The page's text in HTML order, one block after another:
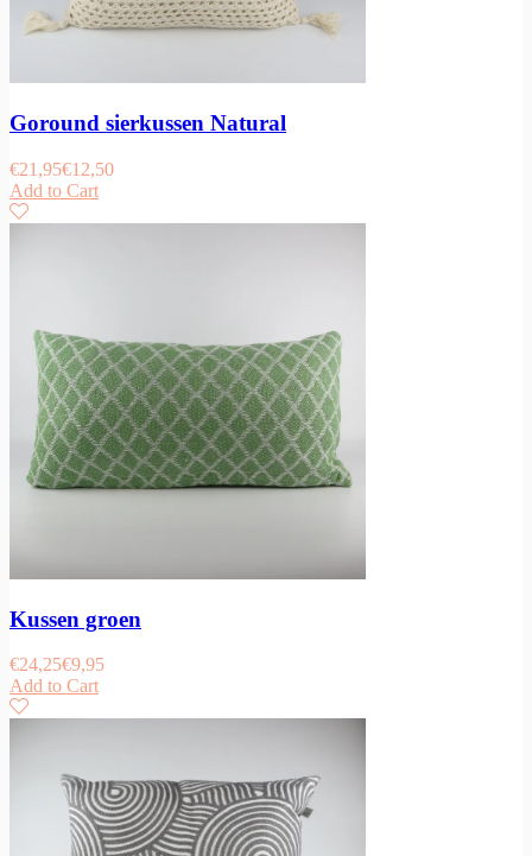
Goround sierkussen Natural
€21,95€12,50
Add to Cart
Kussen groen
€24,25€9,95
Add to Cart